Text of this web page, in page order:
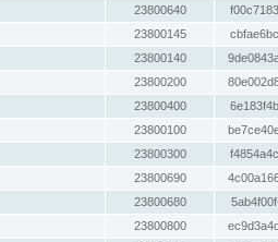
23800640
23800145
23800140
23800200
23800400
23800100
23800300
23800690
23800680
23800800